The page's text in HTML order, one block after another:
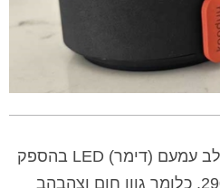
בענייני תאורה, ברמקול שולב עמעם (דימר) LED בהספק
2.5W עם צבע בטמפ' 2900K, כלומר גוון חום וצהבהב